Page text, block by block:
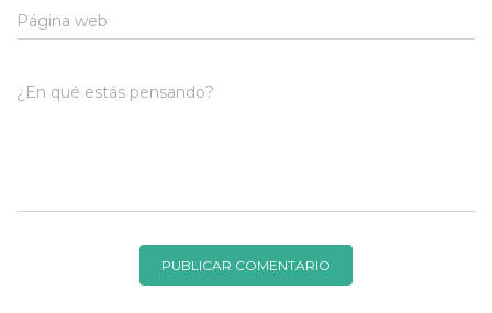
Página web
¿En qué estás pensando?